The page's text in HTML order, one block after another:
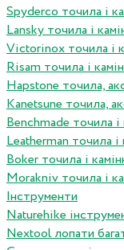
Spyderco точила і
Lansky точила і
Victorinox точила і
Risam точила і
Hapstone точила,
Kanetsune точила,
Benchmade точила і
Leatherman точила і
Boker точила і
Morakniv точила і
Інструменти
Naturehike
Nextool лопати